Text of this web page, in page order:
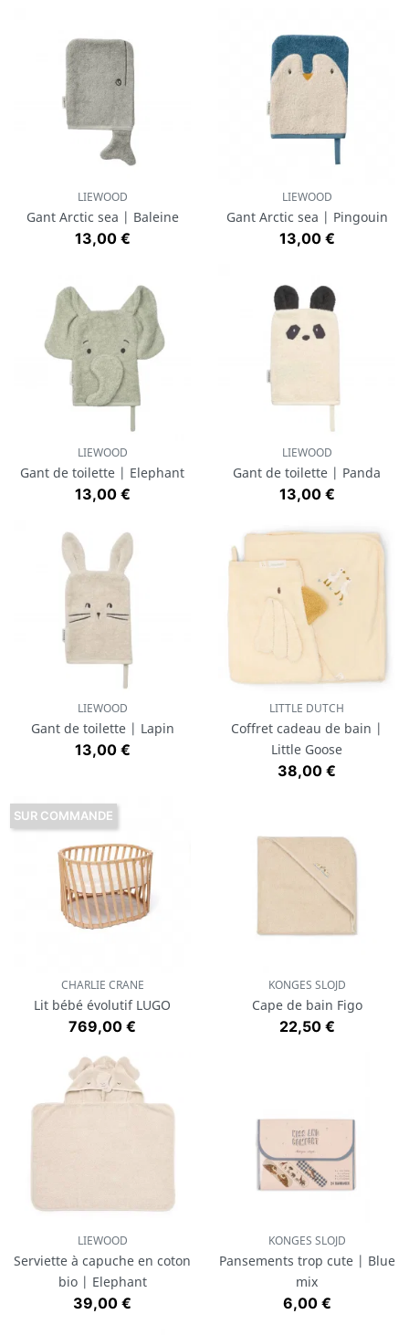
LIEWOOD
Gant Arctic sea | Baleine
Prix
13,00 €
LIEWOOD
Gant Arctic sea | Pingouin
Prix
13,00 €
LIEWOOD
Gant de toilette | Elephant
Prix
13,00 €
LIEWOOD
Gant de toilette | Panda
Prix
13,00 €
LIEWOOD
Gant de toilette | Lapin
Prix
13,00 €
LITTLE DUTCH
Coffret cadeau de bain |
Little Goose
Prix
38,00 €
CHARLIE CRANE
Lit bébé évolutif LUGO
Prix
769,00 €
SUR COMMANDE
KONGES SLOJD
Cape de bain Figo
Prix
22,50 €
LIEWOOD
Serviette à capuche en coton
bio | Elephant
Prix
39,00 €
KONGES SLOJD
Pansements trop cute | Blue
mix
Prix
6,00 €